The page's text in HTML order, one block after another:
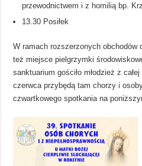
przewodnictwem i z homilią bp.
13.30 Posiłek
W ramach rozszerzonych obchodów
też miejsce pielgrzymki
sanktuarium gościło młodzież z
czerwca przybędą tam chorzy i
czwartkowego spotkania na